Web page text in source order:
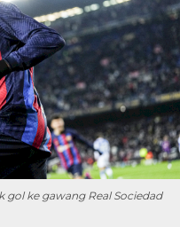
gol ke gawang Real Sociedad